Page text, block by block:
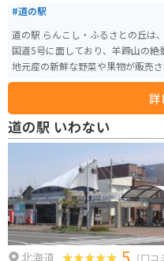
#道の駅
道の駅 らんこし・ふるさとの丘は
国道5号に面しており、羊蹄山の絶
地元産の新鮮な野菜や果物が販売
特に、蘭越町は米どころとしても
ぎりやお弁当もおすすめです。ま
に使った料理を楽しむことができます。 バイクで訪れる場合、駐
停めやすいので安心です。羊蹄山
しょう。 蘭越町は、自然豊かな地域であり、道の駅 らんこし・ふるさとの丘
はその魅力を存分に味わえるスポ
に、ぜひ立ち寄ってみてください。
詳
道の駅 いわない
北海道
（口コ